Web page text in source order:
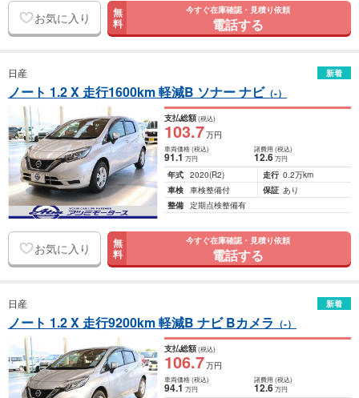
お気に入り 無
料
今すぐ在庫確認・見積り依頼
電話する
日産 新着
ノート 1.2 X 走行1600km 軽減B ソナー ナビ（-）
支払総額(税込)
103.7万円
車両価格(税込)
91.1万円
諸費用 (税込)
12.6 万円
年式 2020(R2) 走行 0.2万km
車検 車検整備付 保証 あり
整備 定期点検整備有
お気に入り 無
料
今すぐ在庫確認・見積り依頼
電話する
日産 新着
ノート 1.2 X 走行9200km 軽減B ナビ Bカメラ （-）
支払総額(税込)
106.7万円
車両価格(税込)
94.1万円
諸費用 (税込)
12.6 万円